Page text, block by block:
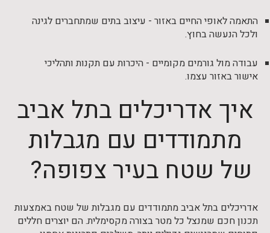
התאמה לאופי החיים באזור - עיצוב בתים שמתחברים לגינה
ולכל הנעשה בחוץ.
עבודה מול גורמים מקומיים - היכרות עם תקנות ותהליכי
אישור באזור עצמו.
איך אדריכלים בתל אביב
מתמודדים עם מגבלות
של שטח בעיר צפופה?
אדריכלים בתל אביב מתמודדים עם מגבלות של שטח באמצעות
תכנון חכם שמנצל כל מטר בצורה מקסימלית. הם יוצרים חללים